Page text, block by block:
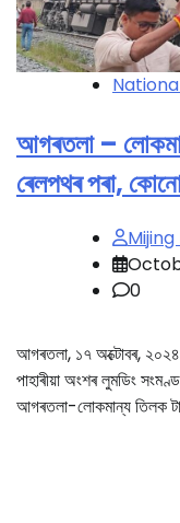
আগৰতলা –
ৰেলপথৰ পৰা,
0
আগৰতলা, ১৭ অক্টোবৰ,
পাহাৰীয়া অংশৰ লুমডিং
আগৰতলা-লোকমান্য তিলক